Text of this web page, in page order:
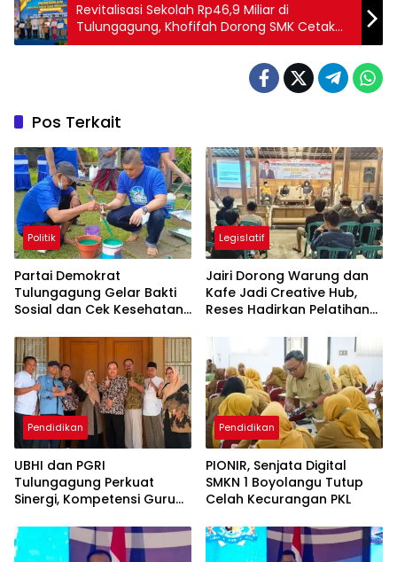
Revitalisasi Sekolah Rp46,9 Miliar di
Tulungagung, Khofifah Dorong SMK Cetak
Lulusan Siap Kerja
Pos Terkait
Politik
Partai Demokrat
Tulungagung Gelar Bakti
Sosial dan Cek Kesehatan
Legislatif
Jairi Dorong Warung dan
Kafe Jadi Creative Hub,
Reses Hadirkan Pelatihan
Pendidikan
UBHI dan PGRI
Tulungagung Perkuat
Sinergi, Kompetensi Guru
Pendidikan
PIONIR, Senjata Digital
SMKN 1 Boyolangu Tutup
Celah Kecurangan PKL